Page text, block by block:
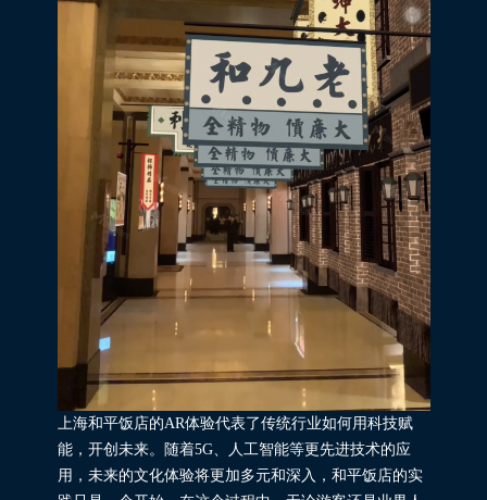
上海和平饭店的AR体验代表了传统行业如何用科技赋
能，开创未来。随着5G、人工智能等更先进技术的应
用，未来的文化体验将更加多元和深入，和平饭店的实